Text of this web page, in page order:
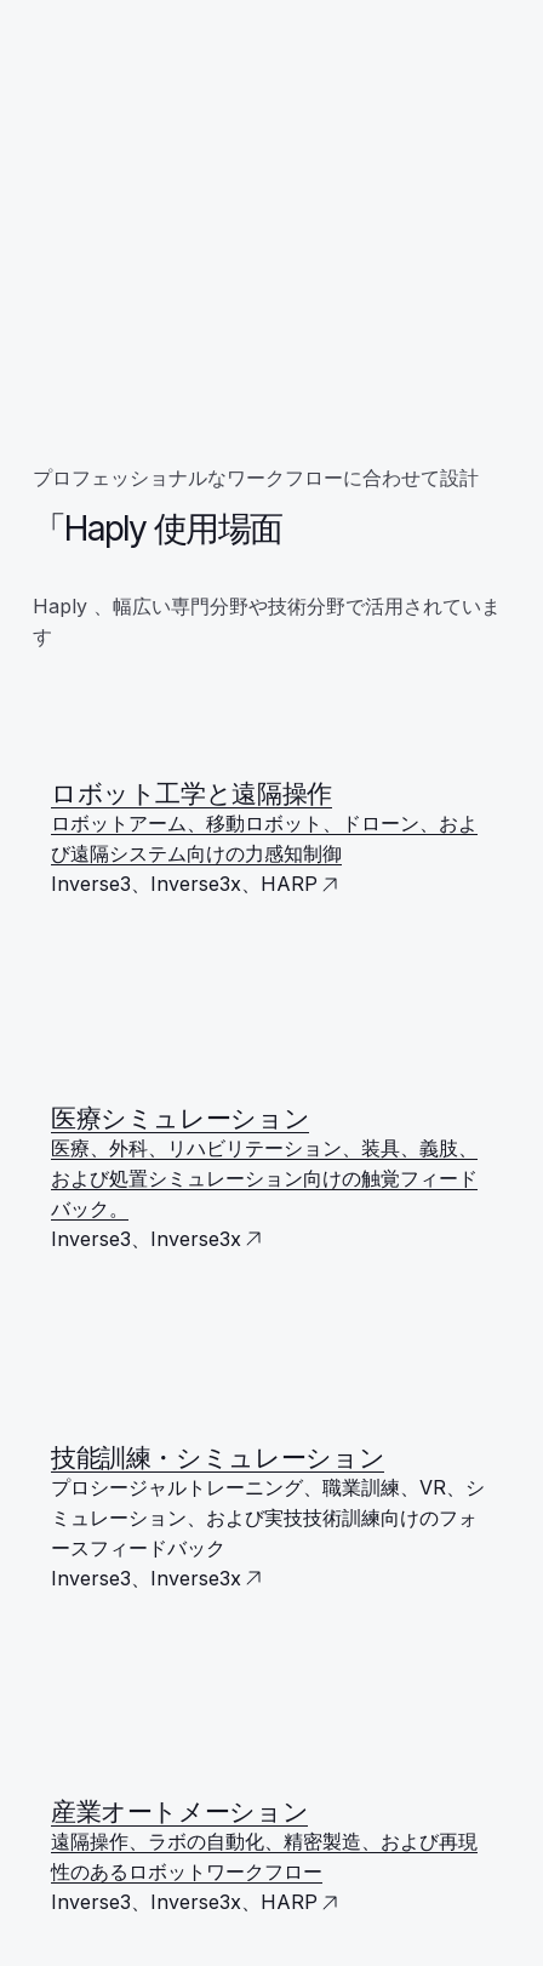
プロフェッショナルなワークフローに合わせて設計
「Haply 使用場面
Haply 、幅広い専門分野や技術分野で活用されていま
す
ロボット工学と遠隔操作
ロボットアーム、移動ロボット、ドローン、およ
び遠隔システム向けの力感知制御
Inverse3、Inverse3x、HARP
医療シミュレーション
医療、外科、リハビリテーション、装具、義肢、
および処置シミュレーション向けの触覚フィード
バック。
Inverse3、Inverse3x
技能訓練・シミュレーション
プロシージャルトレーニング、職業訓練、VR、シ
ミュレーション、および実技技術訓練向けのフォ
ースフィードバック
Inverse3、Inverse3x
産業オートメーション
遠隔操作、ラボの自動化、精密製造、および再現
性のあるロボットワークフロー
Inverse3、Inverse3x、HARP